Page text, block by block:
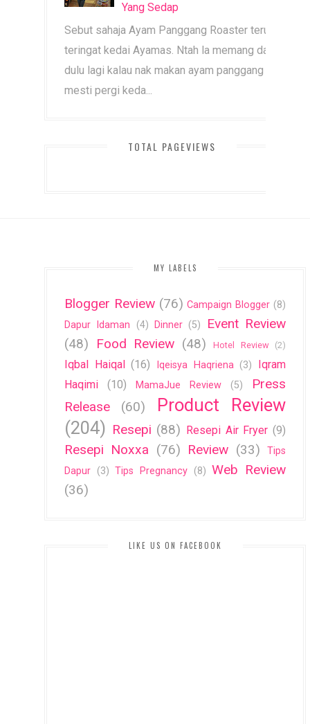
Yang Sedap
Sebut sahaja Ayam Panggang Roaster terus
teringat kedai Ayamas. Ntah la memang dari
dulu lagi kalau nak makan ayam panggang
mesti pergi keda...
TOTAL PAGEVIEWS
MY LABELS
Blogger Review (76) Campaign Blogger (8)
Dapur Idaman
(4) Dinner (5)
Event Review
(48)
Food Review (48) Hotel Review (2)
Iqbal Haiqal (16) Iqeisya Haqriena (3)
Iqram
Haqimi
(10) MamaJue Review (5)
Press
Release
(60)
Product Review
(204) Resepi (88) Resepi Air Fryer (9)
Resepi Noxxa (76) Review (33)
Tips
Dapur (3) Tips Pregnancy (8) Web Review
(36)
LIKE US ON FACEBOOK